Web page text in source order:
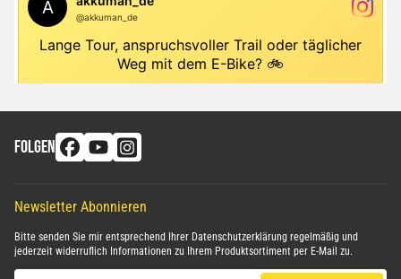
FOLGEN
Newsletter Abonnieren
Bitte senden Sie mir entsprechend Ihrer Datenschutzerklärung regelmäßig und
jederzeit widerruflich Informationen zu Ihrem Produktsortiment per E-Mail zu.